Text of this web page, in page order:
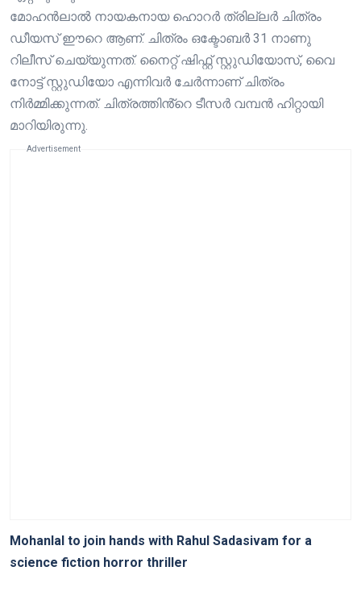
മോഹൻലാൽ നായകനായ ഹൊറർ ത്രില്ലർ ചിത്രം
ഡീയസ് ഈറെ ആണ്. ചിത്രം ഒക്ടോബർ 31 നാണു
റിലീസ് ചെയ്യുന്നത്. നൈറ്റ് ഷിഫ്റ്റ് സ്റ്റുഡിയോസ്, വൈ
നോട്ട് സ്റ്റുഡിയോ എന്നിവർ ചേർന്നാണ് ചിത്രം
നിർമ്മിക്കുന്നത്. ചിത്രത്തിൻ്റെ ടീസർ വമ്പൻ ഹിറ്റായി
മാറിയിരുന്നു.
Advertisement
Mohanlal to join hands with Rahul Sadasivam for a
science fiction horror thriller